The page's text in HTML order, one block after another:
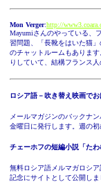
Mon Verger:http://
Mayumiさんのやっている、
習問題、「長靴をはいた猫
のチャットルームもありま
りしていて、結構フランス
ロシア語－吹き替え映画で
メールマガジンのバックナ
金曜日に発行します。週の
チェーホフの短編小説「た
無料ロシア語メルマガロシ
記念にサイトとして公開し